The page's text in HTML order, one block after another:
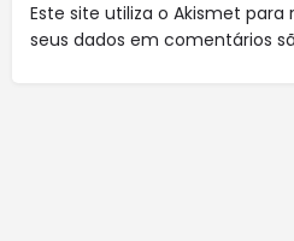
Este site utiliza o Akismet para
seus dados em comentários